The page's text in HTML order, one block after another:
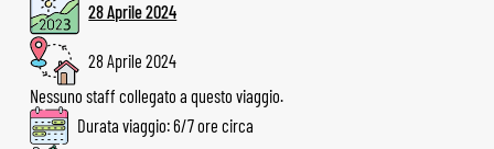
28 Aprile 2024
28 Aprile 2024
Nessuno staff collegato a questo viaggio.
Durata viaggio: 6/7 ore circa